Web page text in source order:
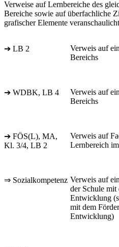
Verweise auf Lernbereiche des
Bereiche sowie auf überfachliche
grafischer Elemente
➔ LB 2
Verweis auf
Bereichs
➔ WDBK, LB 4
Verweis auf
Bereichs
➔ FÖS(L), MA,
Kl. 3/4, LB 2
Verweis auf
Lernbereich
⇒ Sozialkompetenz Verweis auf
der Schule mit
Entwicklung
mit dem
Entwicklung)